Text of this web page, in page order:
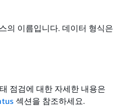
의 이름입니다. 데이터 형식은
점검에 대한 자세한 내용은
섹션을 참조하세요.